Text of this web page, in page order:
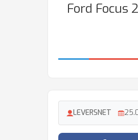
Ford Focus
LEVERSNET